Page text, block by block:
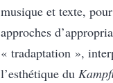
musique et texte,
approches
« tradaptation »,
l’esthétique du